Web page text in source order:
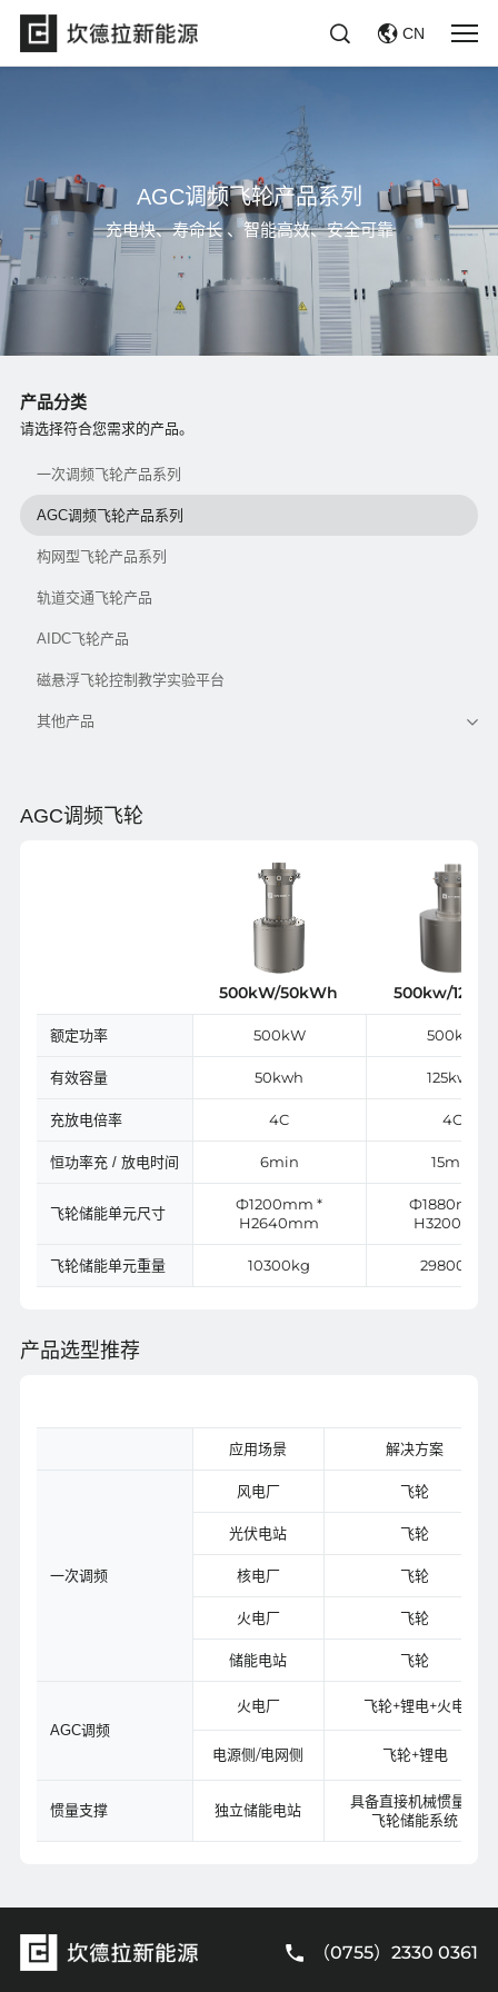
CN
AGC调频飞轮产品系列
充电快、寿命长 、智能高效、安全可靠
产品分类
请选择符合您需求的产品。
一次调频飞轮产品系列
AGC调频飞轮产品系列
构网型飞轮产品系列
轨道交通飞轮产品
AIDC飞轮产品
磁悬浮飞轮控制教学实验平台
其他产品
AGC调频飞轮
500kW/50kWh 500kw/
额定功率 500kW 500kW
有效容量 50kwh 125kwh
充放电倍率 4C 4C
恒功率充 / 放电时间 6min 15min
飞轮储能单元尺寸
Ф1200mm *
H2640mm
Ф1880mm *
H3200mm
飞轮储能单元重量 10300kg 29800kg
产品选型推荐
应用场景 解决方案
一次调频
风电厂 飞轮
光伏电站 飞轮
核电厂 飞轮
火电厂 飞轮
储能电站 飞轮
AGC调频
火电厂 飞轮+锂电+火电
电源侧/电网侧 飞轮+锂电
惯量支撑 独立储能电站
具备直接机械惯量的
飞轮储能系统
（0755）2330 0361